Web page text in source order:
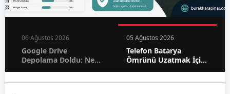
06 Ağustos 2026
Google Drive
Depolama Doldu: Ne
05 Ağustos 2026
Telefon Batarya
Ömrünü Uzatmak İçin